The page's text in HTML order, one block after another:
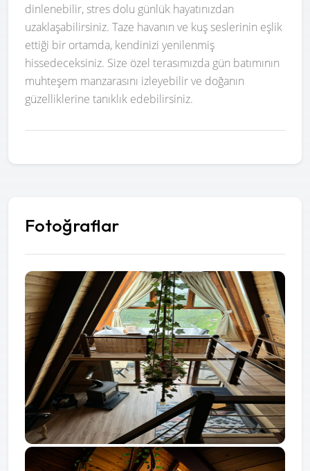
dinlenebilir, stres dolu günlük hayatınızdan
uzaklaşabilirsiniz. Taze havanın ve kuş seslerinin eşlik
ettiği bir ortamda, kendinizi yenilenmiş
hissedeceksiniz. Size özel terasımızda gün batımının
muhteşem manzarasını izleyebilir ve doğanın
güzelliklerine tanıklık edebilirsiniz.
Fotoğraflar